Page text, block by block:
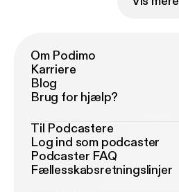
Om Podimo
Karriere
Blog
Brug for hjælp?
Til Podcastere
Log ind som podcaster
Podcaster FAQ
Fællesskabsretningslinjer